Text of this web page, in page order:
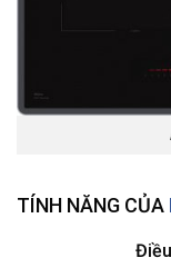
TÍNH NĂNG CỦA